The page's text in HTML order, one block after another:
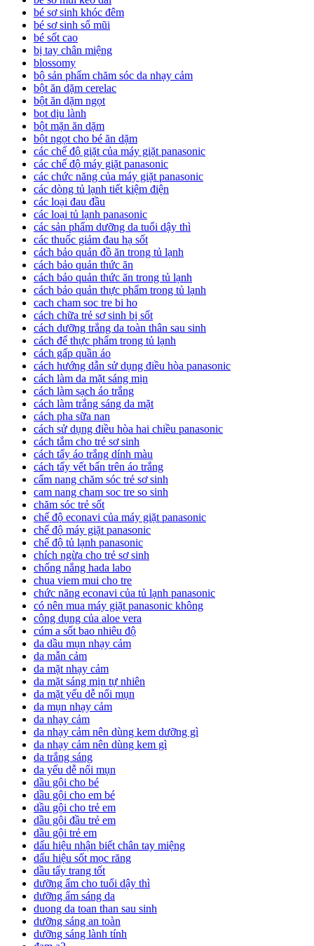
bé sơ sinh khóc đêm
bé sơ sinh sổ mũi
bé sốt cao
bị tay chân miệng
blossomy
bộ sản phẩm chăm sóc da nhạy cảm
bột ăn dặm cerelac
bột ăn dặm ngọt
bọt dịu lành
bột mặn ăn dặm
bột ngọt cho bé ăn dặm
các chế độ giặt của máy giặt panasonic
các chế độ máy giặt panasonic
các chức năng của máy giặt panasonic
các dòng tủ lạnh tiết kiệm điện
các loại đau đầu
các loại tủ lạnh panasonic
các sản phẩm dưỡng da tuổi dậy thì
các thuốc giảm đau hạ sốt
cách bảo quản đồ ăn trong tủ lạnh
cách bảo quản thức ăn
cách bảo quản thức ăn trong tủ lạnh
cách bảo quản thực phẩm trong tủ lạnh
cach cham soc tre bi ho
cách chữa trẻ sơ sinh bị sốt
cách dưỡng trắng da toàn thân sau sinh
cách để thực phẩm trong tủ lạnh
cách gấp quần áo
cách hướng dẫn sử dụng điều hòa panasonic
cách làm da mặt sáng mịn
cách làm sạch áo trắng
cách làm trắng sáng da mặt
cách pha sữa nan
cách sử dụng điều hòa hai chiều panasonic
cách tắm cho trẻ sơ sinh
cách tẩy áo trắng dính màu
cách tẩy vết bẩn trên áo trắng
cẩm nang chăm sóc trẻ sơ sinh
cam nang cham soc tre so sinh
chăm sóc trẻ sốt
chế độ econavi của máy giặt panasonic
chế độ máy giặt panasonic
chế độ tủ lạnh panasonic
chích ngừa cho trẻ sơ sinh
chống nắng hada labo
chua viem mui cho tre
chức năng econavi của tủ lạnh panasonic
có nên mua máy giặt panasonic không
công dụng của aloe vera
cúm a sốt bao nhiêu độ
da dầu mụn nhạy cảm
da mẫn cảm
da mặt nhạy cảm
da mặt sáng mịn tự nhiên
da mặt yếu dễ nổi mụn
da mụn nhạy cảm
da nhạy cảm
da nhạy cảm nên dùng kem dưỡng gì
da nhạy cảm nên dùng kem gì
da trắng sáng
da yếu dễ nổi mụn
dầu gội cho bé
dầu gội cho em bé
dầu gội cho trẻ em
dầu gội đầu trẻ em
dầu gội trẻ em
dấu hiệu nhận biết chân tay miệng
dấu hiệu sốt mọc răng
dầu tẩy trang tốt
dưỡng ẩm cho tuổi dậy thì
dưỡng ẩm sáng da
duong da toan than sau sinh
dưỡng sáng an toàn
dưỡng sáng lành tính